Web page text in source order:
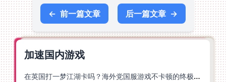
← 前一篇文章 后一篇文章 →
加速国内游戏
在英国打一梦江湖卡吗？海外党国服游戏不卡顿的终极解法